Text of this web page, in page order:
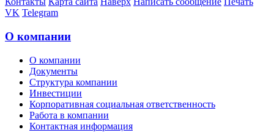
VK Telegram
О компании
О компании
Документы
Структура компании
Инвестиции
Корпоративная социальная ответственность
Работа в компании
Контактная информация